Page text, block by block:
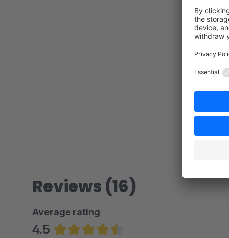
Reviews (16)
Average rating
4.5